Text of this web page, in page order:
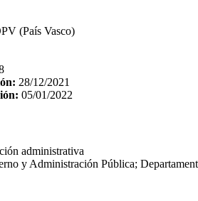
(País Vasco)
28/12/2021
05/01/2022
administrativa
y Administración Pública;